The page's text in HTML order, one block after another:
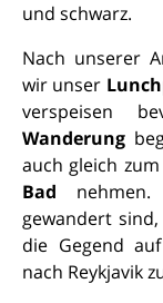
und schwarz.
Nach unserer
wir unser
verspeisen
Wanderung
auch gleich
Bad
gewandert
die Gegend
nach Reykjavik